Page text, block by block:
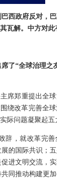
西政府反对，
瓦解。中方对此
了“全球治理之
席郑重提出全
绕改革完善全球
际问题凝聚起五
辞，就改革完
的国际共识；
进文明交流，
同推动构建更